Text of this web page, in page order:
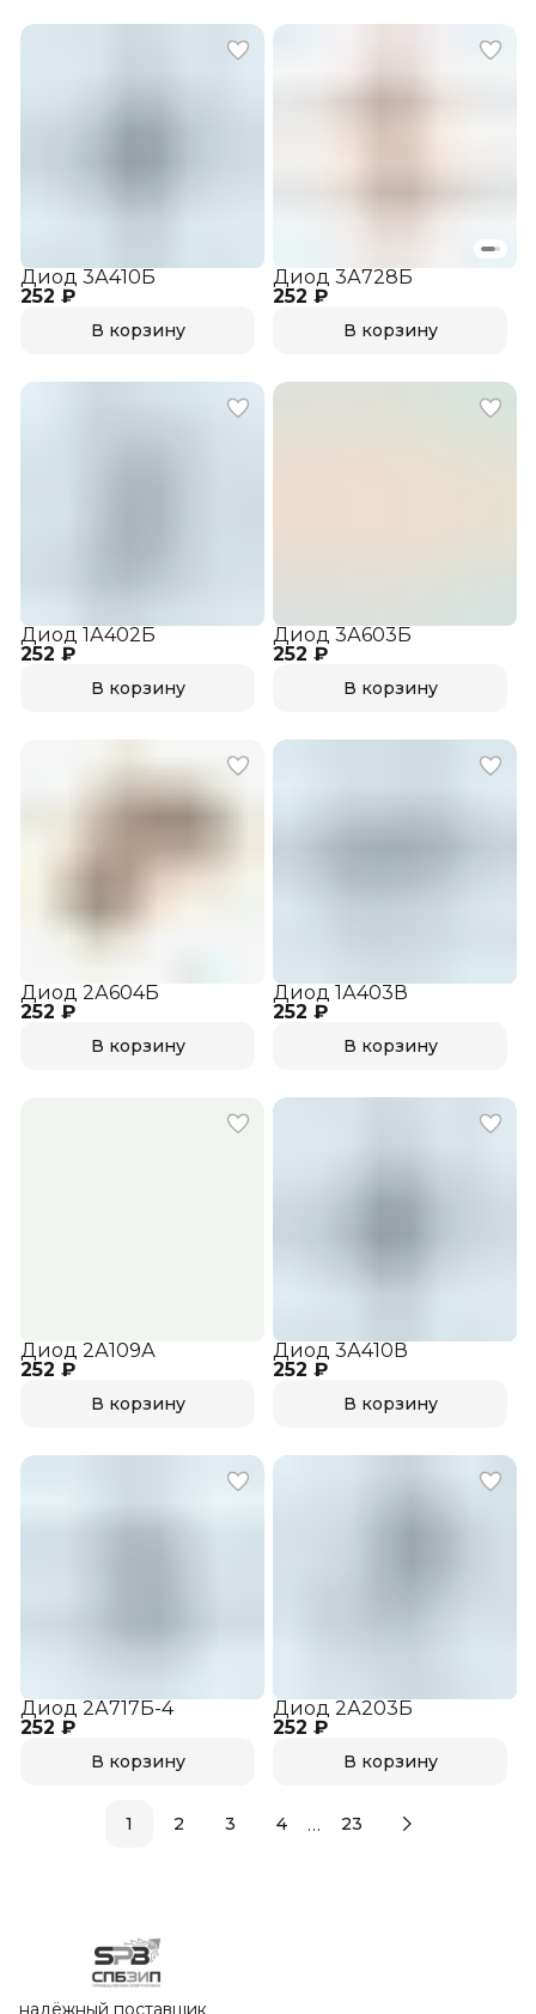
252 ₽
Диод 3А410Б
В корзину
252 ₽
Диод 3А728Б
В корзину
252 ₽
Диод 1А402Б
В корзину
252 ₽
Диод 3А603Б
В корзину
252 ₽
Диод 2А604Б
В корзину
252 ₽
Диод 1А403В
В корзину
252 ₽
Диод 2А109А
В корзину
252 ₽
Диод 3А410В
В корзину
252 ₽
Диод 2А717Б-4
В корзину
252 ₽
Диод 2А203Б
В корзину
1 2 3 4 … 23
надёжный поставщик